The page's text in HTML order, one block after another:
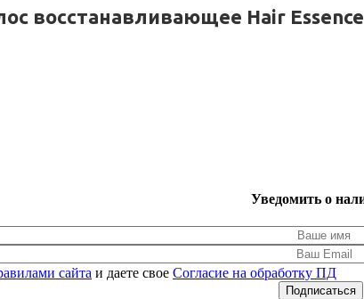
восстанавливающее Hair
Уведомить о
сайта и даете свое Согласие на обработку ПД
Подписаться